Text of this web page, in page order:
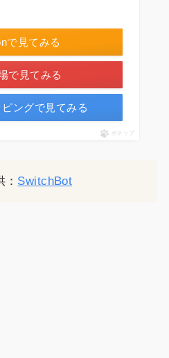
で見てみる
で見てみる
ングで見てみる
ポチップ
SwitchBot